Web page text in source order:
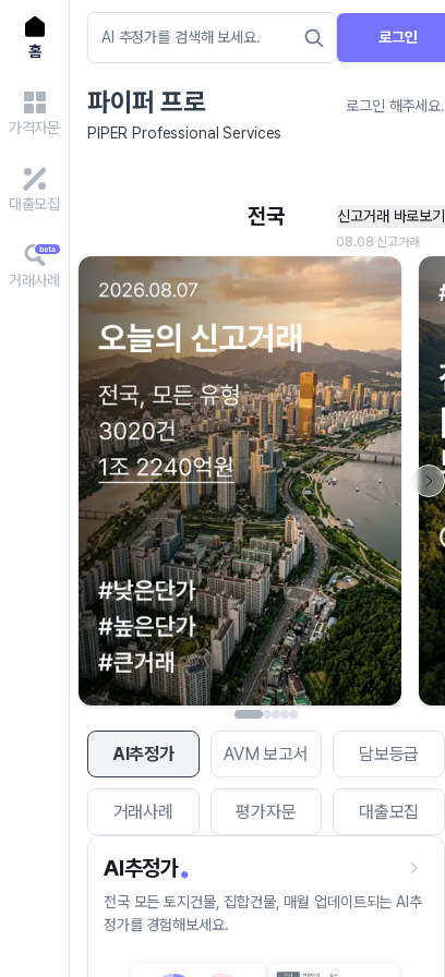
홈
가격자문
대출모집
거래사례
로그인
파이퍼 프로
로그인 해주세요.
PIPER Professional Services
AI추정가 AVM 보고서 담보등급
거래사례 평가자문 대출모집
AI추정가
전국 모든 토지건물, 집합건물, 매월 업데이트되는 AI추
정가를 경험해보세요.